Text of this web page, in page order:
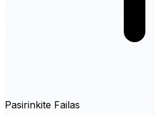
Pasirinkite Failas